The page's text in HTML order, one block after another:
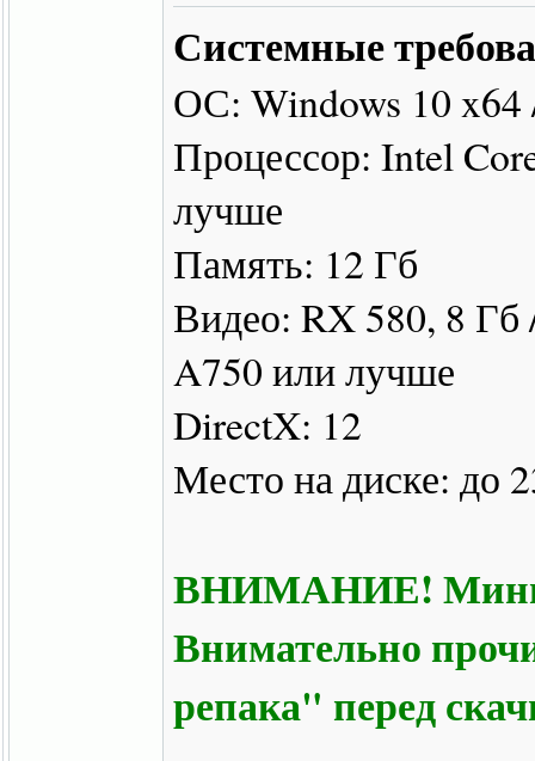
Системные
ОС: Windows 10 x64
Процессор: Intel
лучше
Память: 12 Гб
Видео: RX 580, 8 Гб
A750 или лучше
DirectX: 12
Место на диске: до
ВНИМАНИЕ!
Внимательно
репака" перед